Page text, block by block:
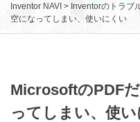
Inventor NAVI > Inventorのトラブ
空になってしまい、使いにくい
MicrosoftのPDF
ってしまい、使